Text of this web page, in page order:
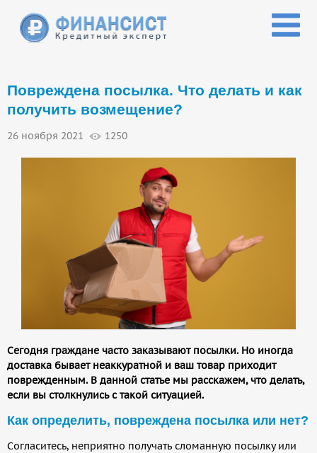
Повреждена посылка. Что делать и как
получить возмещение?
26 ноября 2021 1250
Сегодня граждане часто заказывают посылки. Но иногда
доставка бывает неаккуратной и ваш товар приходит
поврежденным. В данной статье мы расскажем, что делать,
если вы столкнулись с такой ситуацией.
Как определить, повреждена посылка или нет?
Согласитесь, неприятно получать сломанную посылку или